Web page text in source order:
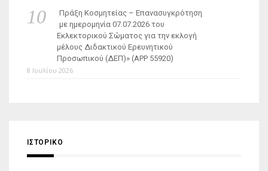
Πράξη Κοσμητείας – Επανασυγκρότηση
με ημερομηνία 07.07.2026 του
Εκλεκτορικού Σώματος για την εκλογή
μέλους Διδακτικού Ερευνητικού
Προσωπικού (ΔΕΠ)» (APP 55920)
8 Ιουλίου 2026
ΙΣΤΟΡΙΚΌ